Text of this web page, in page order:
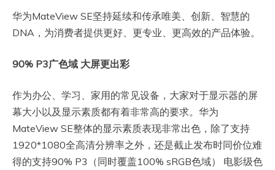
华为MateView SE坚持延续和传承唯美、创新、智慧的
DNA，为消费者提供更好、更专业、更高效的产品体验。
90% P3广色域 大屏更出彩
作为办公、学习、家用的常见设备，大家对于显示器的屏
幕大小以及显示素质都有着非常高的要求。华为
MateView SE整体的显示素质表现非常出色，除了支持
1920*1080全高清分辨率之外，还是截止发布时同价位难
得的支持90% P3（同时覆盖100% sRGB色域） 电影级色